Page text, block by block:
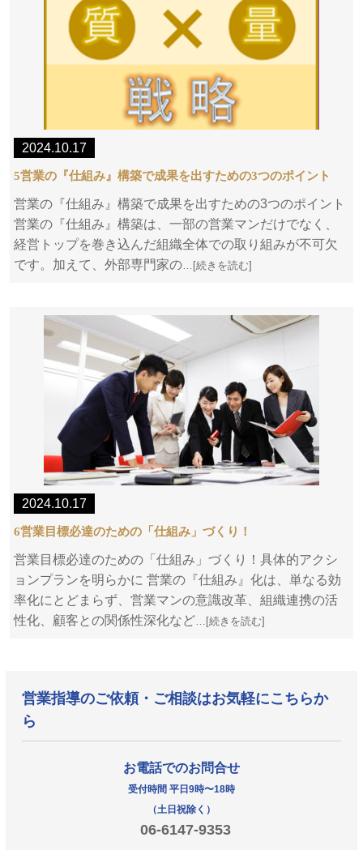
2024.10.17
5営業の『仕組み』構築で成果を出すための3つのポイント
営業の『仕組み』構築で成果を出すための3つのポイント
営業の『仕組み』構築は、一部の営業マンだけでなく、
経営トップを巻き込んだ組織全体での取り組みが不可欠
です。加えて、外部専門家の…[続きを読む]
2024.10.17
6営業目標必達のための「仕組み」づくり！
営業目標必達のための「仕組み」づくり！具体的アクシ
ョンプランを明らかに 営業の『仕組み』化は、単なる効
率化にとどまらず、営業マンの意識改革、組織連携の活
性化、顧客との関係性深化など…[続きを読む]
営業指導のご依頼・ご相談はお気軽にこちらか
ら
お電話でのお問合せ
受付時間 平日9時〜18時
（土日祝除く）
06-6147-9353